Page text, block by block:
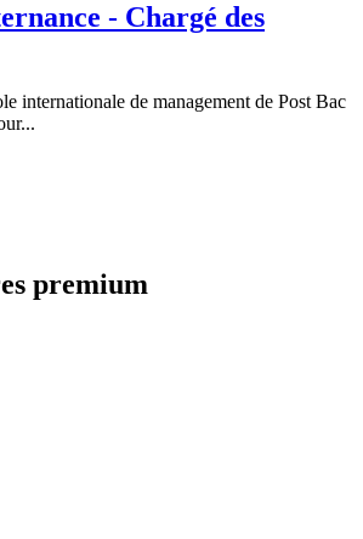
- Chargé des
internationale de management de Post Bac
premium